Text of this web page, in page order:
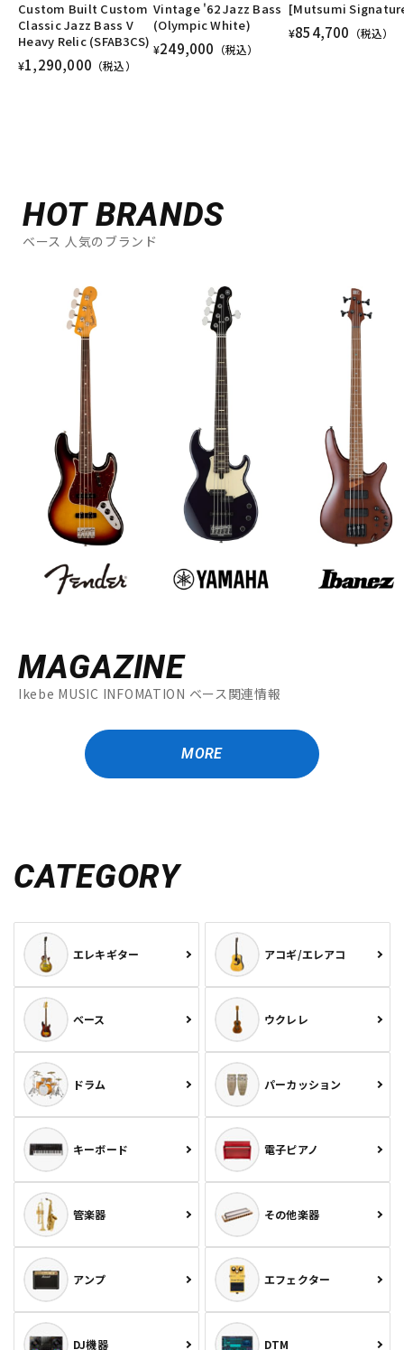
Custom Built Custom
Classic Jazz Bass V
Heavy Relic (SFAB3CS)
¥1,290,000 （税込）
Vintage '62 Jazz Bass
(Olympic White)
¥249,000 （税込）
[Mutsumi
¥854,700 （税込）
HOT BRANDS
ベース 人気のブランド
MAGAZINE
Ikebe MUSIC INFOMATION ベース関連情報
MORE
CATEGORY
エレキギター アコギ/エレアコ
ベース ウクレレ
ドラム パーカッション
キーボード 電子ピアノ
管楽器 その他楽器
アンプ エフェクター
DJ機器 DTM